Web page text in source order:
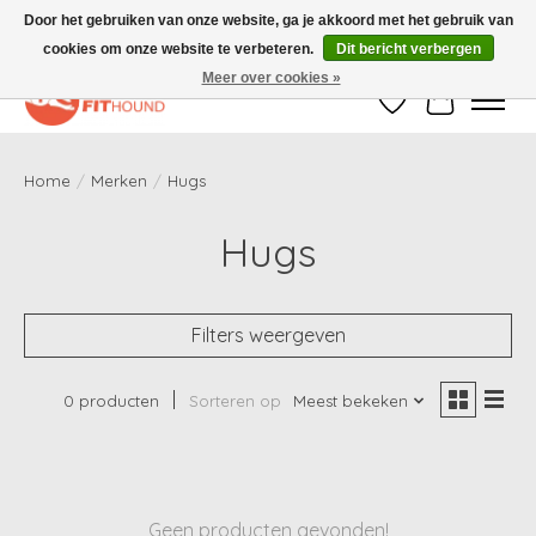
Gratis verzending vanaf €50,-
Verlanglijst
Home / Merken / Hugs
Hugs
Filters weergeven
0 producten Sorteren op Meest bekeken
Geen producten gevonden!
Door het gebruiken van onze website, ga je akkoord met het gebruik van
cookies om onze website te verbeteren.
Dit bericht verbergen
Meer over cookies »